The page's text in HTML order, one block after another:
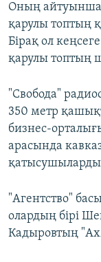
Оның айтуынша,
қарулы топтың
Бірақ ол
қарулы топтың
"Свобода"
350 метр
бизнес-
арасында
"Агентство"
олардың бірі
Кадыровтың